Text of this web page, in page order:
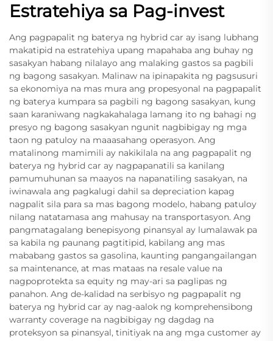
Estratehiya sa Pag-invest
Ang pagpapalit ng baterya ng hybrid car ay isang lubhang
makatipid na estratehiya upang mapahaba ang buhay ng
sasakyan habang nilalayo ang malaking gastos sa pagbili
ng bagong sasakyan. Malinaw na ipinapakita ng pagsusuri
sa ekonomiya na mas mura ang propesyonal na pagpapalit
ng baterya kumpara sa pagbili ng bagong sasakyan, kung
saan karaniwang nagkakahalaga lamang ito ng bahagi ng
presyo ng bagong sasakyan ngunit nagbibigay ng mga
taon ng patuloy na maaasahang operasyon. Ang
matalinong mamimili ay nakikilala na ang pagpapalit ng
baterya ng hybrid car ay nagpapanatili sa kanilang
pamumuhunan sa maayos na napanatiling sasakyan, na
iwinawala ang pagkalugi dahil sa depreciation kapag
nagpalit sila para sa mas bagong modelo, habang patuloy
nilang natatamasa ang mahusay na transportasyon. Ang
pangmatagalang benepisyong pinansyal ay lumalawak pa
sa kabila ng paunang pagtitipid, kabilang ang mas
mababang gastos sa gasolina, kaunting pangangailangan
sa maintenance, at mas mataas na resale value na
nagpoprotekta sa equity ng may-ari sa paglipas ng
panahon. Ang de-kalidad na serbisyo ng pagpapalit ng
baterya ng hybrid car ay nag-aalok ng komprehensibong
warranty coverage na nagbibigay ng dagdag na
proteksyon sa pinansyal, tinitiyak na ang mga customer ay